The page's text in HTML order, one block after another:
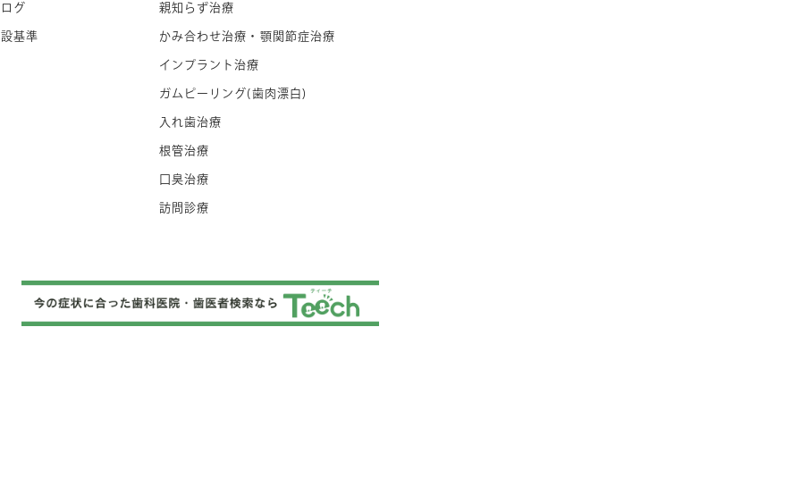
グ
基準
親知らず治療
かみ合わせ治療・顎関節症治療
インプラント治療
ガムピーリング(歯肉漂白)
入れ歯治療
根管治療
口臭治療
訪問診療